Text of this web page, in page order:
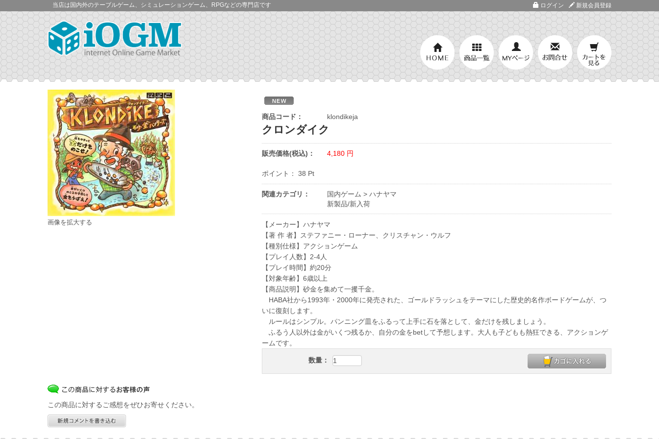
当店は国内外のテーブルゲーム、シミュレーションゲーム、RPGなどの専門店です ログイン 新規会員登録
画像を拡大する
商品コード： klondikeja
クロンダイク
販売価格(税込)： 4,180 円
ポイント： 38 Pt
関連カテゴリ： 国内ゲーム > ハナヤマ
新製品/新入荷
【メーカー】ハナヤマ
【著 作 者】ステファニー・ローナー、クリスチャン・ウルフ
【種別仕様】アクションゲーム
【プレイ人数】2-4人
【プレイ時間】約20分
【対象年齢】6歳以上
【商品説明】砂金を集めて一攫千金。
HABA社から1993年・2000年に発売された、ゴールドラッシュをテーマにした歴史的名作ボードゲームが、つ
いに復刻します。
ルールはシンプル。パンニング皿をふるって上手に石を落として、金だけを残しましょう。
ふるう人以外は金がいくつ残るか、自分の金をbetして予想します。大人も子どもも熱狂できる、アクションゲ
ームです。
数量：
この商品に対するご感想をぜひお寄せください。